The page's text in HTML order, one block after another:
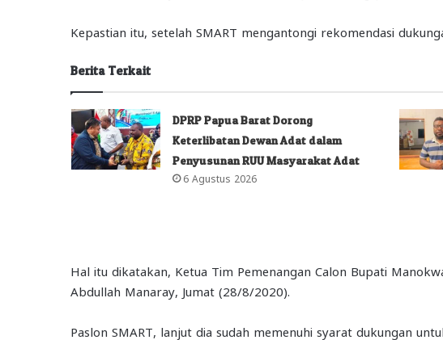
Kepastian itu, setelah SMART mengantongi rekomendasi
Berita Terkait
DPRP Papua Barat Dorong
Keterlibatan Dewan Adat dalam
Penyusunan RUU Masyarakat Adat
6 Agustus 2026
Hal itu dikatakan, Ketua Tim Pemenangan Calon Bupati
Abdullah Manaray, Jumat (28/8/2020).
Paslon SMART, lanjut dia sudah memenuhi syarat dukungan